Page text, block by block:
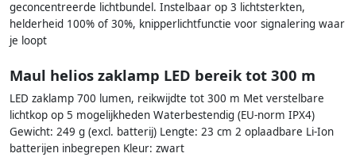
geconcentreerde lichtbundel. Instelbaar op 3 lichtsterkten,
helderheid 100% of 30%, knipperlichtfunctie voor signalering waar
je loopt
Maul helios zaklamp LED bereik tot 300 m
LED zaklamp 700 lumen, reikwijdte tot 300 m Met verstelbare
lichtkop op 5 mogelijkheden Waterbestendig (EU-norm IPX4)
Gewicht: 249 g (excl. batterij) Lengte: 23 cm 2 oplaadbare Li-Ion
batterijen inbegrepen Kleur: zwart